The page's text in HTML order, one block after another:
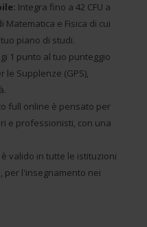
Integra fino a 42 CFU a
e Fisica di cui
piano di studi.
1 punto al tuo punteggio
le Supplenze (GPS),
full online è pensato per
e professionisti, con una
è valido in tutte le istituzioni
per l'insegnamento nei